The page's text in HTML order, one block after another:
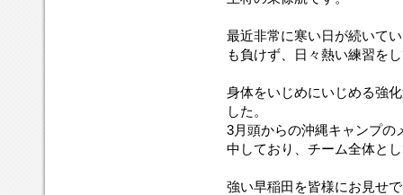
最近非常に寒い日が続いて
も負けず、日々熱い練習を
身体をいじめにいじめる強
した。
3月頭からの沖縄キャンプの
中しており、チーム全体と
強い早稲田を皆様にお見せ